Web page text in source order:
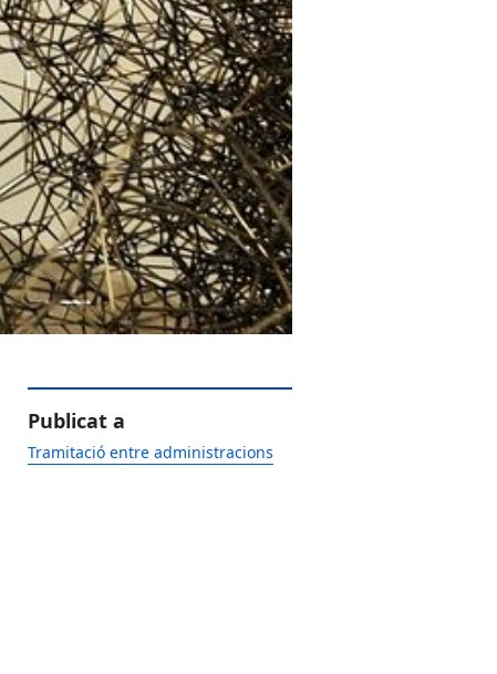
Publicat a
Tramitació entre administracions